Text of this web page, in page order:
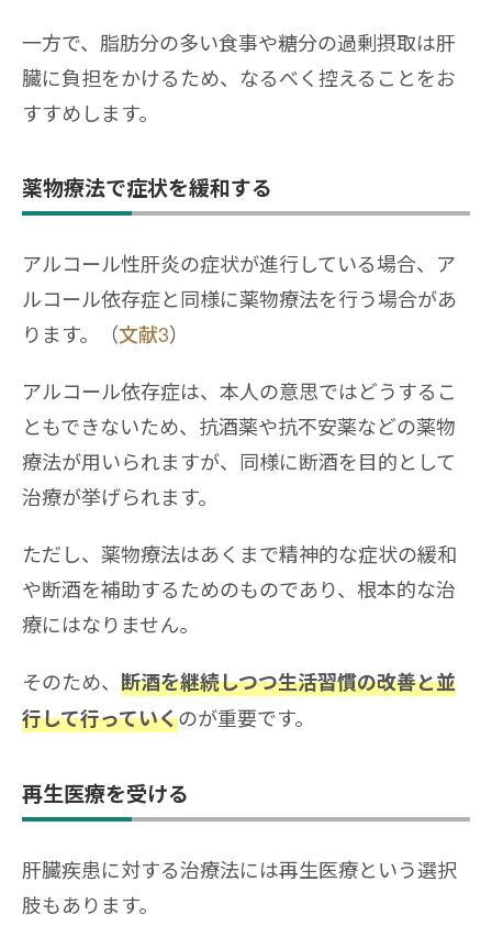
一方で、脂肪分の多い食事や糖分の過剰摂取は肝
臓に負担をかけるため、なるべく控えることをお
すすめします。
薬物療法で症状を緩和する
アルコール性肝炎の症状が進行している場合、ア
ルコール依存症と同様に薬物療法を行う場合があ
ります。（文献3）
アルコール依存症は、本人の意思ではどうするこ
ともできないため、抗酒薬や抗不安薬などの薬物
療法が用いられますが、同様に断酒を目的として
治療が挙げられます。
ただし、薬物療法はあくまで精神的な症状の緩和
や断酒を補助するためのものであり、根本的な治
療にはなりません。
そのため、 断酒を継続しつつ生活習慣の改善と並
行して行っていくのが重要です。
再生医療を受ける
肝臓疾患に対する治療法には再生医療という選択
肢もあります。